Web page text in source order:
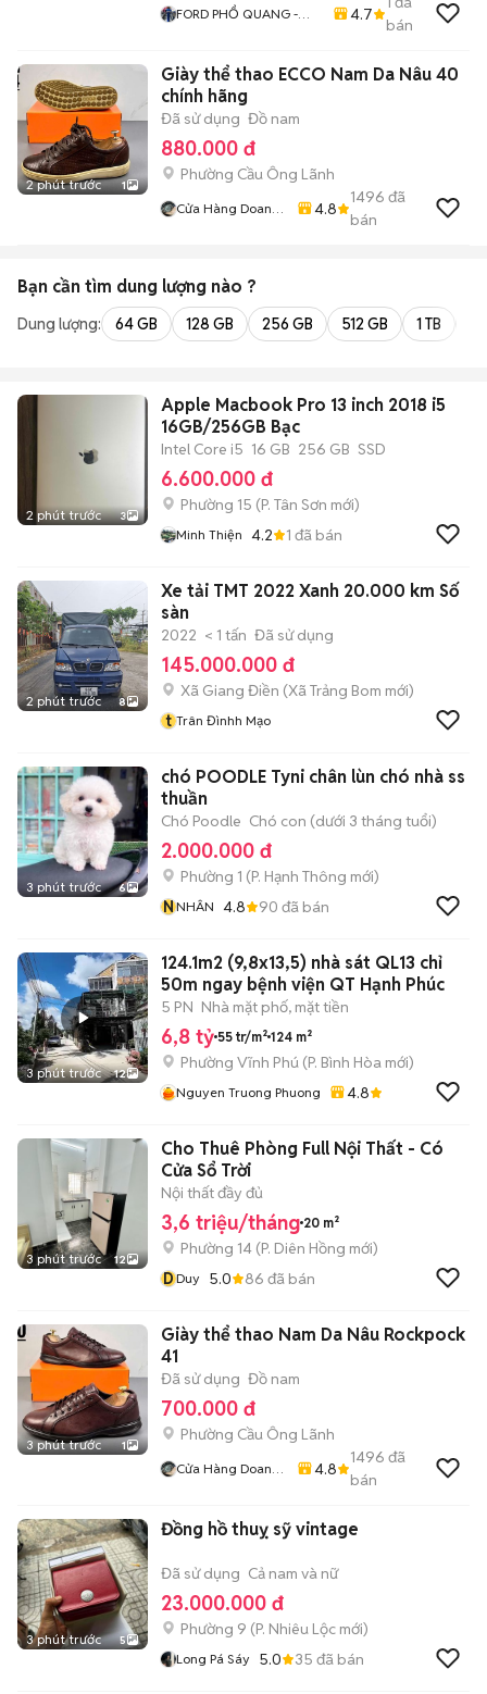
FORD PHỔ QUANG -
4.7
bán
2 phút trước 1
Giày thể thao ECCO Nam Da Nâu 40
chính hãng
Đã sử dụng Đồ nam
880.000 đ
Phường Cầu Ông Lãnh
Cửa Hàng Doan
4.8
1496 đã
bán
Bạn cần tìm dung lượng nào ?
Dung lượng: 64 GB 128 GB 256 GB 512 GB 1 TB
2 phút trước 3
Apple Macbook Pro 13 inch 2018 i5
16GB/256GB Bạc
Intel Core i5 16 GB 256 GB SSD
6.600.000 đ
Phường 15 (P. Tân Sơn mới)
Minh Thiện 4.2 1 đã bán
2 phút trước 8
Xe tải TMT 2022 Xanh 20.000 km Số
sàn
2022 < 1 tấn Đã sử dụng
145.000.000 đ
Xã Giang Điền (Xã Trảng Bom mới)
t Trân Đìnhh Mạo
3 phút trước 6
chó POODLE Tyni chân lùn chó nhà ss
thuần
Chó Poodle Chó con (dưới 3 tháng tuổi)
2.000.000 đ
Phường 1 (P. Hạnh Thông mới)
NNHÂN 4.8 90 đã bán
3 phút trước 12
124.1m2 (9,8x13,5) nhà sát QL13 chỉ
50m ngay bệnh viện QT Hạnh Phúc
5 PN Nhà mặt phố, mặt tiền
6,8 tỷ 55 tr/m² 124 m²
Phường Vĩnh Phú (P. Bình Hòa mới)
Nguyen Truong Phuong 4.8
3 phút trước 12
Cho Thuê Phòng Full Nội Thất - Có
Cửa Sổ Trời
Nội thất đầy đủ
3,6 triệu/tháng 20 m²
Phường 14 (P. Diên Hồng mới)
DDuy 5.0 86 đã bán
3 phút trước 1
Giày thể thao Nam Da Nâu Rockpock
41
Đã sử dụng Đồ nam
700.000 đ
Phường Cầu Ông Lãnh
Cửa Hàng Doan
4.8
1496 đã
bán
3 phút trước 5
Đồng hồ thuỵ sỹ vintage
Đã sử dụng Cả nam và nữ
23.000.000 đ
Phường 9 (P. Nhiêu Lộc mới)
Long Pá Sáy 5.0 35 đã bán